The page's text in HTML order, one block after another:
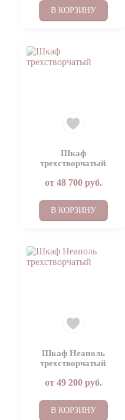
В КОРЗИНУ
Шкаф
трехстворчатый
от 48 700руб.
В КОРЗИНУ
Шкаф Неаполь
трехстворчатый
от 49 200руб.
В КОРЗИНУ